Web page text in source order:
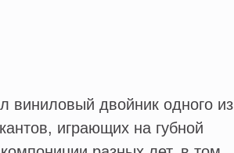
виниловый двойник одного из
играющих на губной